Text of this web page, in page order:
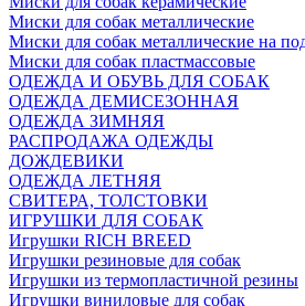
Миски для собак металлические
Миски для собак металлические на
Миски для собак пластмассовые
ОДЕЖДА И ОБУВЬ ДЛЯ СОБАК
ОДЕЖДА ДЕМИСЕЗОННАЯ
ОДЕЖДА ЗИМНЯЯ
РАСПРОДАЖА ОДЕЖДЫ
ДОЖДЕВИКИ
ОДЕЖДА ЛЕТНЯЯ
СВИТЕРА, ТОЛСТОВКИ
ИГРУШКИ ДЛЯ СОБАК
Игрушки RICH BREED
Игрушки резиновые для собак
Игрушки из термопластичной резины
Игрушки виниловые для собак